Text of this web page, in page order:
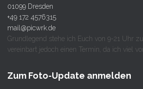
01099 Dresden
+49 172 4576315
mail@picwrk.de
Grundlegend stehe ich Euch von 9-21 Uhr
vereinbart jedoch einen Termin, da ich viel
Zum Foto-Update anmelden